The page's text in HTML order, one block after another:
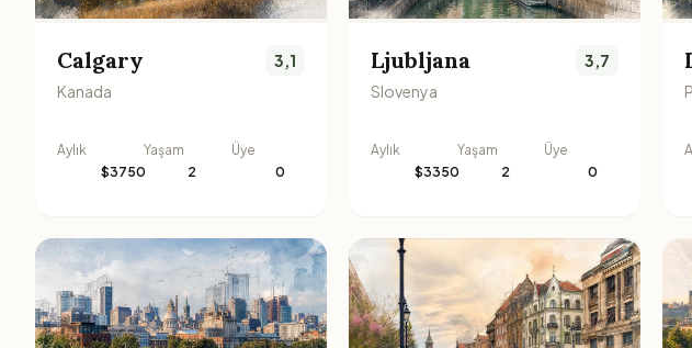
Calgary
Kanada
3,1
Aylık
$3750
Yaşam
2
Üye
0
Ljubljana
Slovenya
3,7
Aylık
$3350
Yaşam
2
Üye
0